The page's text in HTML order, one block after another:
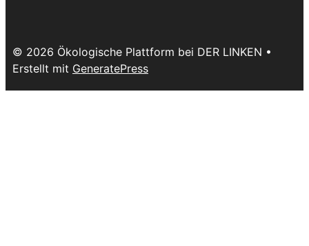
© 2026 Ökologische Plattform bei DER LINKEN •
Erstellt mit GeneratePress